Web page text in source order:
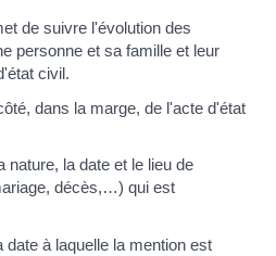
de suivre l'évolution des
personne et sa famille et leur
civil.
dans la marge, de l'acte d'état
nature, la date et le lieu de
décès,…) qui est
à laquelle la mention est